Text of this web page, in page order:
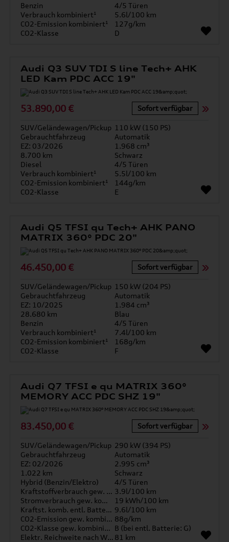
Benzin
4/5 Türen
Verbrauch kombiniert¹
5.6l/100 km
CO2-Emission kombiniert¹
127g/km
CO2-Klasse
D
Audi Q3 SUV TDI S line Tech+ AHK
LED Kam PDC ACC 19"
53.890,00 € Sofort verfügbar
SUV/Geländewagen/Pickup 110 kW (150 PS)
Gebrauchtfahrzeug
Automatik
EZ: 03/2026
1.968 cm³
8.700 km
Schwarz
Diesel
4/5 Türen
Verbrauch kombiniert¹
5.5l/100 km
CO2-Emission kombiniert¹
144g/km
CO2-Klasse
E
Audi Q5 TFSI qu Tech+ AHK PANO
MATRIX 360° PDC 20"
46.450,00 € Sofort verfügbar
SUV/Geländewagen/Pickup 150 kW (204 PS)
Gebrauchtfahrzeug
Automatik
EZ: 10/2025
1.984 cm³
28.680 km
Blau
Benzin
4/5 Türen
Verbrauch kombiniert¹
7.4l/100 km
CO2-Emission kombiniert¹
168g/km
CO2-Klasse
F
Audi Q7 TFSI e qu MATRIX 360°
MEMORY ACC PDC SHZ 19"
83.450,00 € Sofort verfügbar
SUV/Geländewagen/Pickup 290 kW (394 PS)
Gebrauchtfahrzeug
Automatik
EZ: 02/2026
2.995 cm³
1.022 km
Schwarz
Hybrid (Benzin/Elektro)
4/5 Türen
Kraftstoffverbrauch gew. kombiniert 3.9l/100 km
Stromverbrauch gew. kombiniert
19 kWh/100 km
Kraftst. komb. entl. Batterie 9.6l/100 km
CO2-Emission gew. kombiniert 88g/km
CO2-Klasse gew. kombiniert B (bei entl. Batterie: G)
Elektr. Reichweite nach WLTP* 81 km